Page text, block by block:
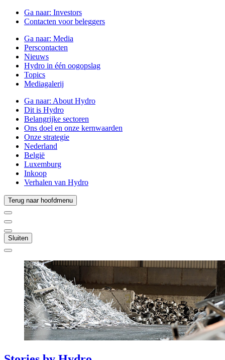
Ga naar: Investors
Contacten voor beleggers
Ga naar: Media
Perscontacten
Nieuws
Hydro in één oogopslag
Topics
Mediagalerij
Ga naar: About Hydro
Dit is Hydro
Belangrijke sectoren
Ons doel en onze kernwaarden
Onze strategie
Nederland
België
Luxemburg
Inkoop
Verhalen van Hydro
Terug naar hoofdmenu
Sluiten